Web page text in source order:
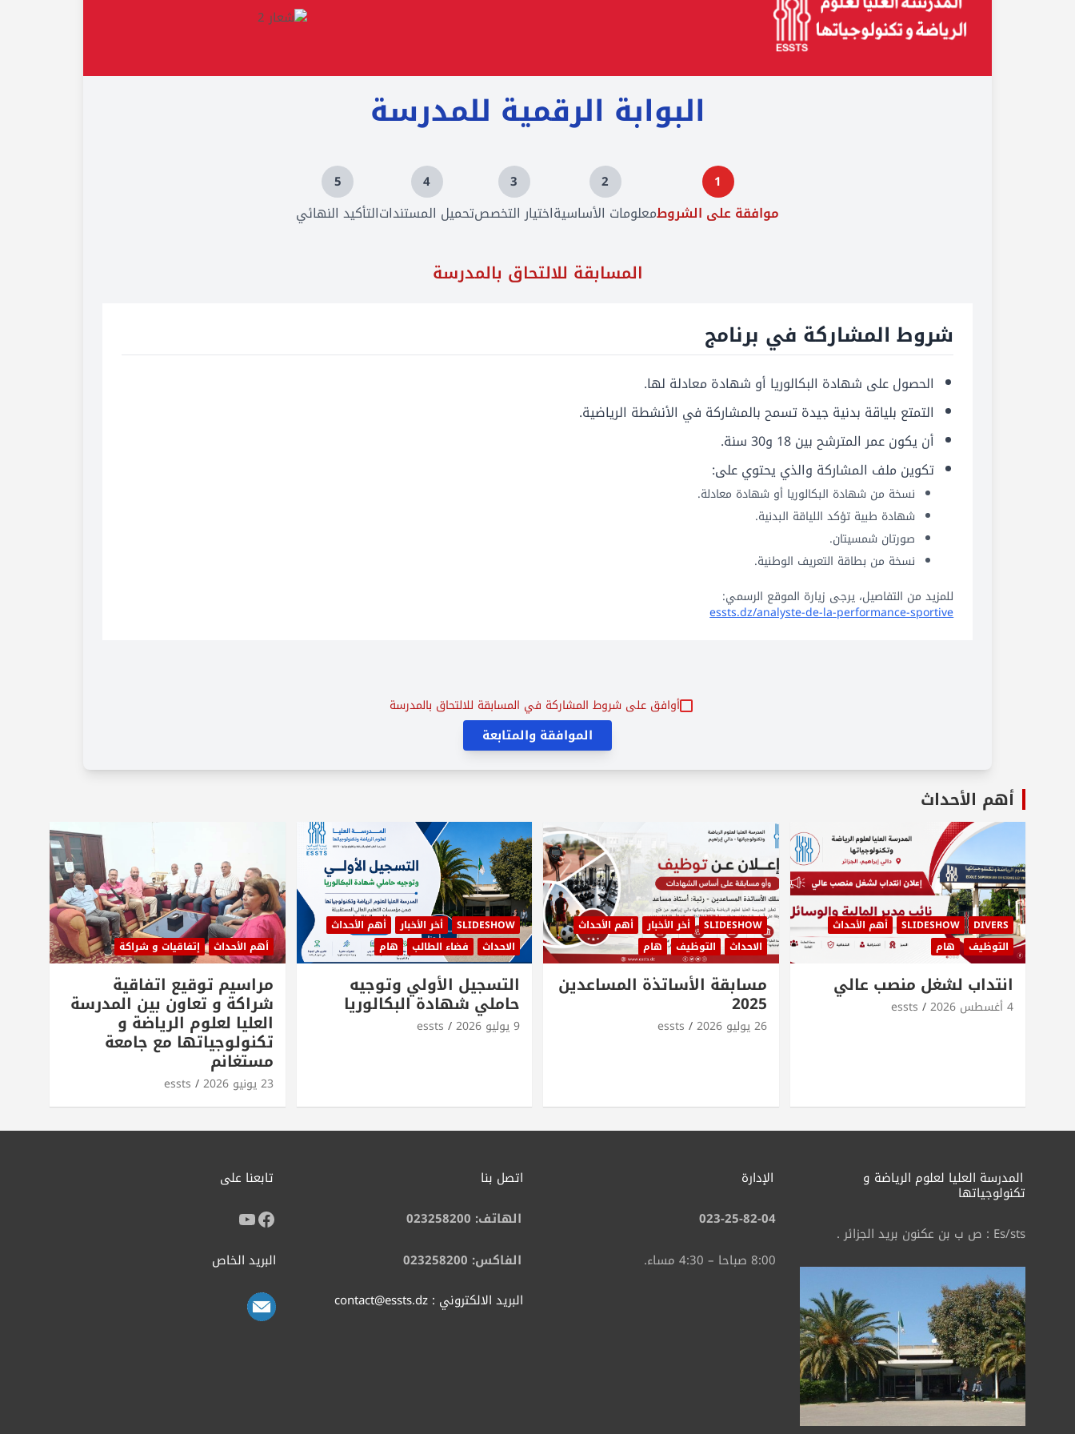
البوابة الرقمية للمدرسة
1
موافقة على الشروط
2
معلومات الأساسية
3
اختيار التخصص
4
تحميل المستندات
5
التأكيد النهائي
المسابقة للالتحاق بالمدرسة
شروط المشاركة في برنامج
الحصول على شهادة البكالوريا أو شهادة معادلة لها.
التمتع بلياقة بدنية جيدة تسمح بالمشاركة في الأنشطة الرياضية.
أن يكون عمر المترشح بين 18 و30 سنة.
تكوين ملف المشاركة والذي يحتوي على:
نسخة من شهادة البكالوريا أو شهادة معادلة.
شهادة طبية تؤكد اللياقة البدنية.
صورتان شمسيتان.
نسخة من بطاقة التعريف الوطنية.
للمزيد من التفاصيل، يرجى زيارة الموقع الرسمي:
essts.dz/analyste-de-la-performance-sportive
أوافق على شروط المشاركة في المسابقة للالتحاق بالمدرسة
الموافقة والمتابعة
أهم الأحداث
DIVERS
SLIDESHOW
أهم الأحداث
التوظيف
هام
انتداب لشغل منصب عالي
4 أغسطس 2026 essts
SLIDESHOW أخر الأخبار
أهم الأحداث
الاحداث
التوظيف هام
مسابقة الأساتذة المساعدين
2025
26 يوليو 2026 essts
SLIDESHOW أخر الأخبار
أهم الأحداث
الاحداث
فضاء الطالب هام
التسجيل الأولي وتوجيه
حاملي شهادة البكالوريا
9 يوليو 2026 essts
أهم الأحداث إتفاقيات و شراكة
مراسيم توقيع اتفاقية
شراكة و تعاون بين المدرسة
العليا لعلوم الرياضة و
تكنولوجياتها مع جامعة
مستغانم
23 يونيو 2026 essts
المدرسة العليا لعلوم الرياضة و
تكنولوجياتها
Es/sts : ص ب بن عكنون بريد الجزائر .
الإدارة
023-25-82-04
8:00 صباحا – 4:30 مساء.
اتصل بنا
الهاتف: 023258200
الفاكس: 023258200
البريد الالكتروني : contact@essts.dz
تابعنا على
البريد الخاص